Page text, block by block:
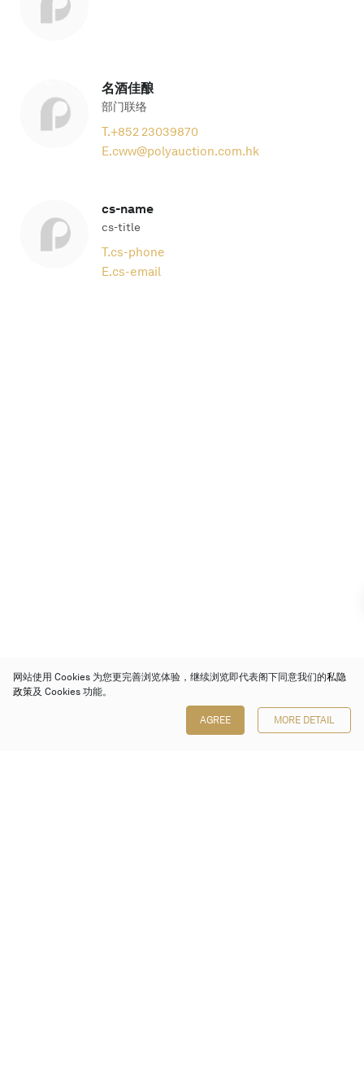
名酒佳酿
部门联络
T.+852 23039870
E.cww@polyauction.com.hk
cs-name
cs-title
T.cs-phone
E.cs-email
网站使用 Cookies 为您更完善浏览体验，继续浏览即代表阁下同意我们的私隐
政策及 Cookies 功能。
AGREE MORE DETAIL